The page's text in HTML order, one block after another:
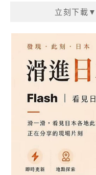
立刻下載